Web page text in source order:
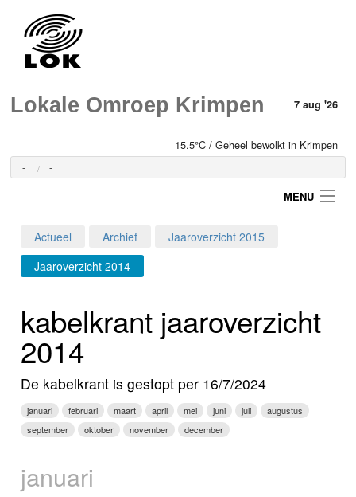
Lokale Omroep Krimpen 7 aug '26
15.5°C / Geheel bewolkt in Krimpen
- -
MENU
Login
Programma's
Foto's
Webcam
Actueel Archief
Jaaroverzicht 2015
Jaaroverzicht 2014
kabelkrant jaaroverzicht
2014
De kabelkrant is gestopt per 16/7/2024
januari februari maart april mei juni juli
augustus
september
oktober november december
januari